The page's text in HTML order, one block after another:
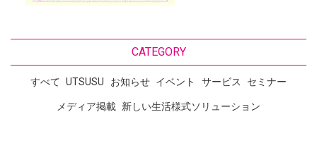
CATEGORY
すべて UTSUSU お知らせ イベント サービス セミナー
メディア掲載 新しい生活様式ソリューション